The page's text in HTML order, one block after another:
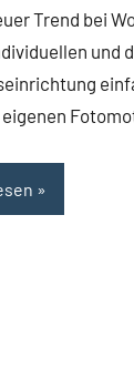
Trend bei
und
eigenen